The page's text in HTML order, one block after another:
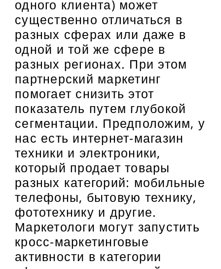
одного клиента) может
существенно отличаться в
разных сферах или даже в
одной и той же сфере в
разных регионах. При этом
партнерский маркетинг
помогает снизить этот
показатель путем глубокой
сегментации. Предположим, у
нас есть интернет-магазин
техники и электроники,
который продает товары
разных категорий: мобильные
телефоны, бытовую технику,
фототехнику и другие.
Маркетологи могут запустить
кросс-маркетинговые
активности в категории